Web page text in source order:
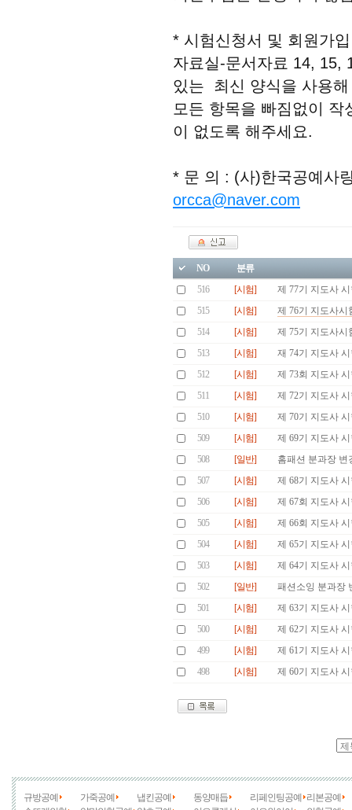
* 시험신청서 및 회원가
자료실-문서자료 14, 15,
있는 최신 양식을 사용
모든 항목을 빠짐없이
이 없도록 해주세요.
* 문 의 : (사)한국공예사
orcca@naver.com
NO
분류
516
[시험]
제 77기 지도사
515
[시험]
제 76기 지도사시
514
[시험]
제 75기 지도사시
513
[시험]
재 74기 지도사
512
[시험]
제 73회 지도사
511
[시험]
제 72기 지도사
510
[시험]
제 70기 지도사
509
[시험]
제 69기 지도사
508
[일반]
홈패션 분과장 변
507
[시험]
제 68기 지도사
506
[시험]
제 67회 지도사
505
[시험]
제 66회 지도사
504
[시험]
제 65기 지도사
503
[시험]
제 64기 지도사
502
[일반]
패션소잉 분과장
501
[시험]
제 63기 지도사
500
[시험]
제 62기 지도사
499
[시험]
제 61기 지도사
498
[시험] 제 60기 지도사
규방공예 가죽공예 냅킨공예 동양매듭 리페인팅공예
리본공예